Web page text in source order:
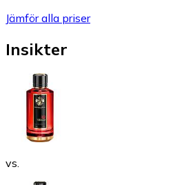
Jämför alla priser
Insikter
vs.